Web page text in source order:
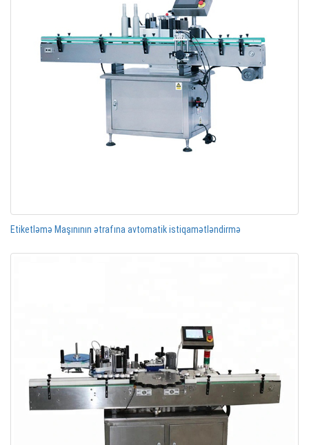
Etiketləmə Maşınının ətrafına avtomatik istiqamətləndirmə